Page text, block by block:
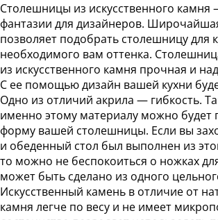
Столешницы из искусственного камня
фантазии для дизайнеров.
позволяет подобрать столешницу для
необходимого вам оттенка.
из искусственного камня прочная и
С ее помощью дизайн вашей кухни
Одно из отличий акрила — гибкость.
именно этому материалу можно будет
форму вашей столешницы. Если вы
и обеденный стол был выполнен из
то можно не беспокоиться о ножках
может быть сделано из одного
Искусственный камень в отличие от
камня легче по весу и не имеет